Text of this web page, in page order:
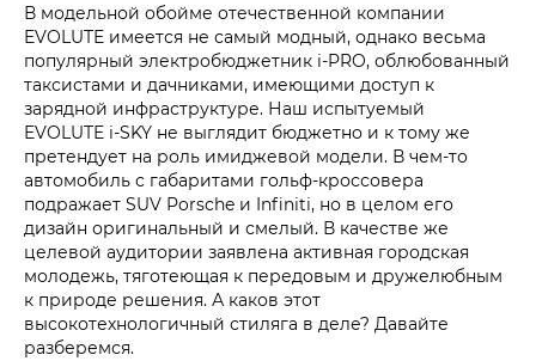
В модельной обойме отечественной компании
EVOLUTE имеется не самый модный, однако весьма
популярный электробюджетник i‑PRO, облюбованный
таксистами и дачниками, имеющими доступ к
зарядной инфраструктуре. Наш испытуемый
EVOLUTE i‑SKY не выглядит бюджетно и к тому же
претендует на роль имиджевой модели. В чем-то
автомобиль с габаритами гольф-кроссовера
подражает SUV Porsche и Infiniti, но в целом его
дизайн оригинальный и смелый. В качестве же
целевой аудитории заявлена активная городская
молодежь, тяготеющая к передовым и дружелюбным
к природе решения. А каков этот
высокотехнологичный стиляга в деле? Давайте
разберемся.